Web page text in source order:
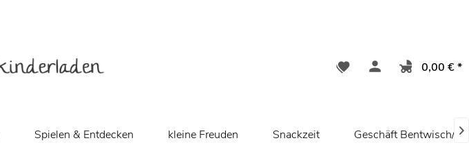
0,00 € *
Spielen & Entdecken kleine Freuden Snackzeit Geschäft Bentwisch/ 